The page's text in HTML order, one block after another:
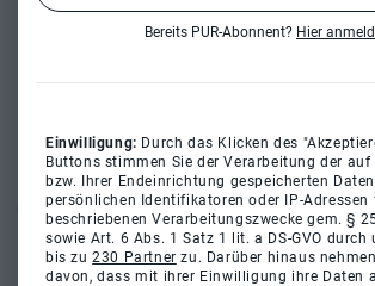
Bereits PUR-Abonnent? Hier
Einwilligung: Durch das Klicken des
Buttons stimmen Sie der Verarbeitung der auf
bzw. Ihrer Endeinrichtung gespeicherten
persönlichen Identifikatoren oder IP-Adressen
beschriebenen Verarbeitungszwecke gem. §
sowie Art. 6 Abs. 1 Satz 1 lit. a DS-GVO durch
bis zu230 Partner zu. Darüber hinaus
davon, dass mit ihrer Einwilligung ihre Daten